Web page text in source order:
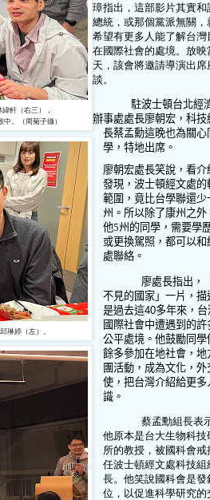
軒（右三），
。（周菊子攝）
琳婷（左）。
璋指出，這部影片其實和
總統，或那個黨派無關，
希望有更多人能了解台灣
在國際社會的處境。放映
天，該會將邀請導演出席
談。
駐波士頓台北經
辦事處處長廖朝宏，科技
長蔡孟勳這晚也為關心
學，特地出席。
廖朝宏處長笑說，看介
發現，波士頓經文處的
範圍，竟比台學聯還少
州。所以除了康州之外
他5州的同學，需要學
或更換駕照，都可以和
處聯絡。
廖處長指出，
不見的國家」一片，描
是過去這40多年來，台
國際社會中遭遇到的許
公平處境。他鼓勵同學
餘多參加在地社會，地
團活動，成為文化，外
使，把台灣介紹給更多
識。
蔡孟勳組長表
他原本是台大生物科技
所的教授，被國科會戒
任波士頓經文處科技組
長。他笑說國科會是發
位，以促進科學研究的